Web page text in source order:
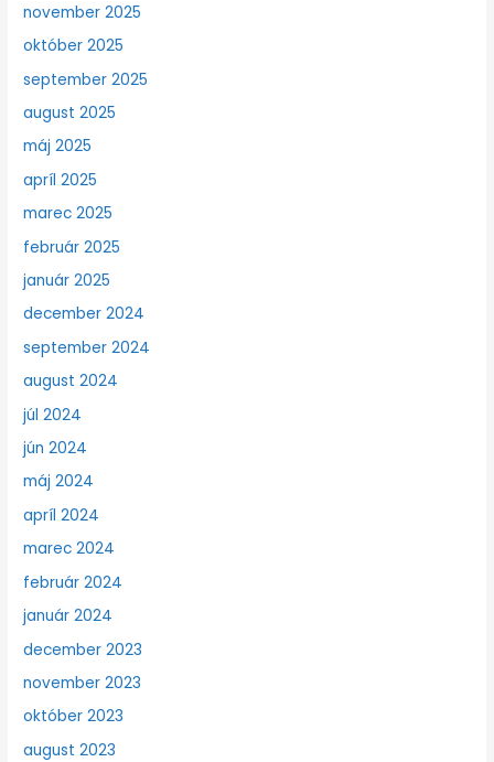
november 2025
október 2025
september 2025
august 2025
máj 2025
apríl 2025
marec 2025
február 2025
január 2025
december 2024
september 2024
august 2024
júl 2024
jún 2024
máj 2024
apríl 2024
marec 2024
február 2024
január 2024
december 2023
november 2023
október 2023
august 2023